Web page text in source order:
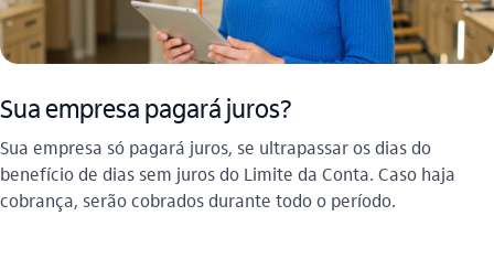
Sua empresa pagará juros?​
Sua empresa só pagará juros, se ultrapassar os dias do
benefício de dias sem juros do Limite da Conta. Caso haja
cobrança, serão cobrados durante todo o período.